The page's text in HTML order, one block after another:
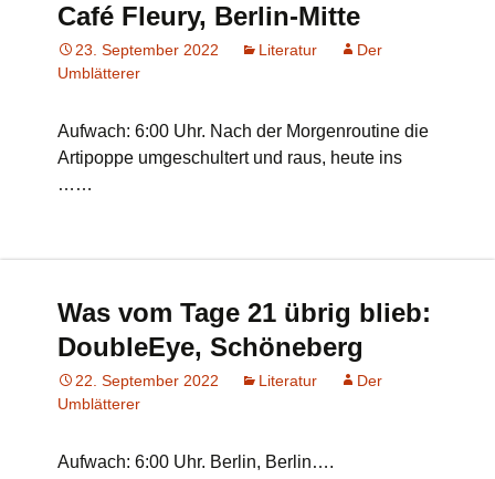
Café Fleury, Berlin-Mitte
23. September 2022 Literatur
Der
Umblätterer
Aufwach: 6:00 Uhr. Nach der Morgenroutine die
Artipoppe umgeschultert und raus, heute ins
……
Was vom Tage 21 übrig blieb:
DoubleEye, Schöneberg
22. September 2022 Literatur
Der
Umblätterer
Aufwach: 6:00 Uhr. Berlin, Berlin….